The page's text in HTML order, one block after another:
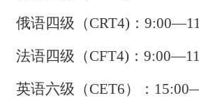
俄语四级（CRT4)：
法语四级（CFT4)：
英语六级（CET6）：